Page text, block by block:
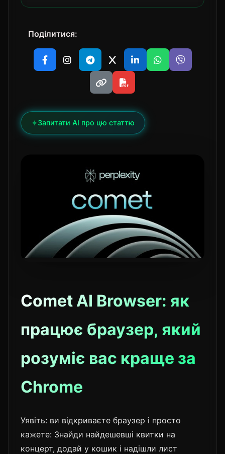
Поділитися:
✦Запитати AI про цю статтю
Comet AI Browser: як
працює браузер, який
розуміє вас краще за
Chrome
Уявіть: ви відкриваєте браузер і просто
кажете: Знайди найдешевші квитки на
концерт, додай у кошик і надішли лист